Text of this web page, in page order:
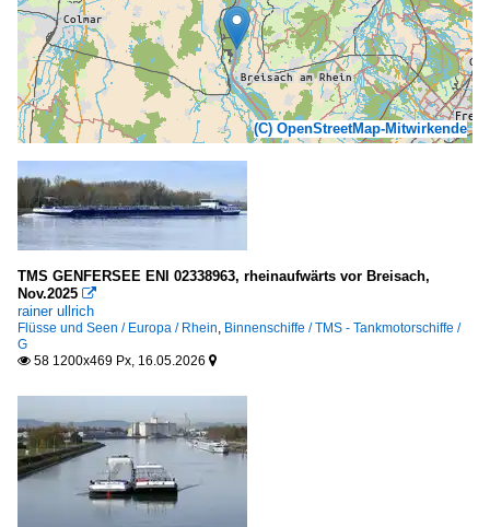
(C) OpenStreetMap-Mitwirkende
TMS GENFERSEE ENI 02338963, rheinaufwärts vor Breisach,
Nov.2025 
rainer ullrich
Flüsse und Seen / Europa / Rhein, Binnenschiffe / TMS - Tankmotorschiffe /
G
 58 1200x469 Px, 16.05.2026 